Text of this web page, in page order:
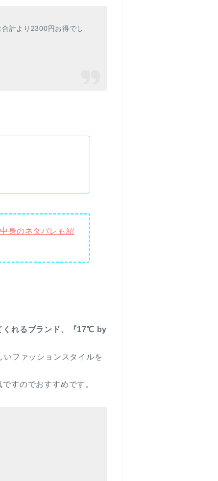
計より2300円お得でし
身のネタバレも紹
くれるブランド、『17℃ by
ファッションスタイルを
すのでおすすめです。